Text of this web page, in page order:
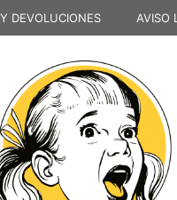
DEVOLUCIONES AVISO